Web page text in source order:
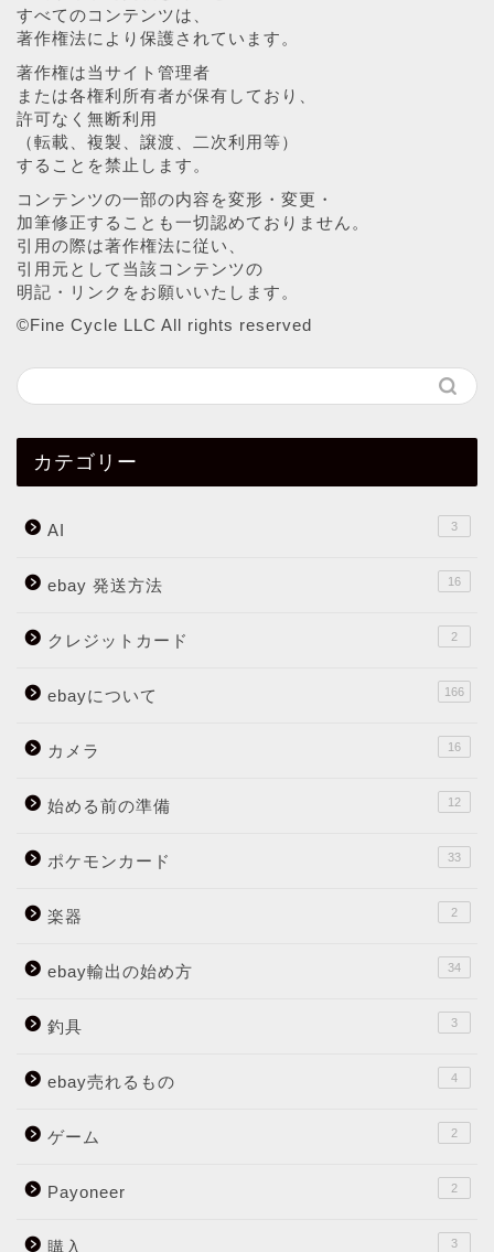
すべてのコンテンツは、
著作権法により保護されています。
著作権は当サイト管理者
または各権利所有者が保有しており、
許可なく無断利用
（転載、複製、譲渡、二次利用等）
することを禁止します。
コンテンツの一部の内容を変形・変更・
加筆修正することも一切認めておりません。
引用の際は著作権法に従い、
引用元として当該コンテンツの
明記・リンクをお願いいたします。
©︎Fine Cycle LLC All rights reserved
カテゴリー
AI 3
ebay 発送方法 16
クレジットカード 2
ebayについて 166
カメラ 16
始める前の準備 12
ポケモンカード 33
楽器 2
ebay輸出の始め方 34
釣具 3
ebay売れるもの 4
ゲーム 2
Payoneer 2
購入 3